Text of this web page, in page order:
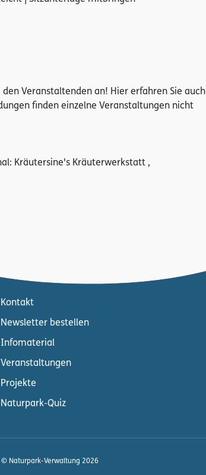
Veranstaltenden an! Hier erfahren Sie auch
finden einzelne Veranstaltungen nicht
Kräutersine's Kräuterwerkstatt ,
Kontakt
Newsletter bestellen
Infomaterial
Veranstaltungen
Projekte
Naturpark-Quiz
© Naturpark-Verwaltung 2026